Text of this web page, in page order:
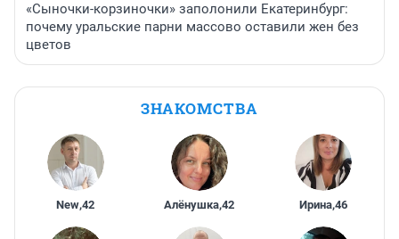
«Сыночки-корзиночки» заполонили Екатеринбург:
почему уральские парни массово оставили жен без
цветов
ЗНАКОМСТВА
New,42 Алёнушка,42 Ирина,46